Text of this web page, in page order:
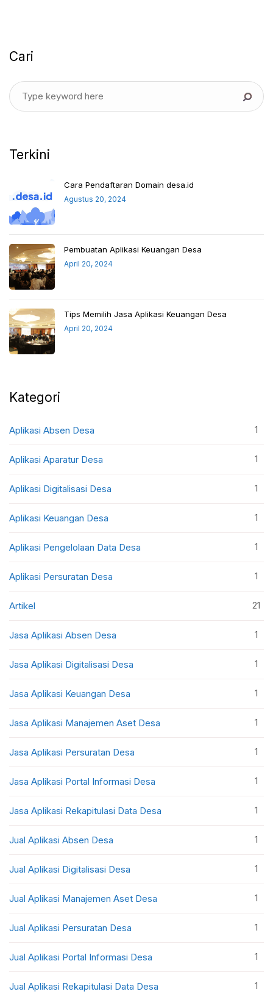
Cari
Terkini
Cara Pendaftaran Domain desa.id
Agustus 20, 2024
Pembuatan Aplikasi Keuangan Desa
April 20, 2024
Tips Memilih Jasa Aplikasi Keuangan Desa
April 20, 2024
Kategori
Aplikasi Absen Desa 1
Aplikasi Aparatur Desa 1
Aplikasi Digitalisasi Desa 1
Aplikasi Keuangan Desa 1
Aplikasi Pengelolaan Data Desa 1
Aplikasi Persuratan Desa 1
Artikel 21
Jasa Aplikasi Absen Desa 1
Jasa Aplikasi Digitalisasi Desa 1
Jasa Aplikasi Keuangan Desa 1
Jasa Aplikasi Manajemen Aset Desa 1
Jasa Aplikasi Persuratan Desa 1
Jasa Aplikasi Portal Informasi Desa 1
Jasa Aplikasi Rekapitulasi Data Desa 1
Jual Aplikasi Absen Desa 1
Jual Aplikasi Digitalisasi Desa 1
Jual Aplikasi Manajemen Aset Desa 1
Jual Aplikasi Persuratan Desa 1
Jual Aplikasi Portal Informasi Desa 1
Jual Aplikasi Rekapitulasi Data Desa 1